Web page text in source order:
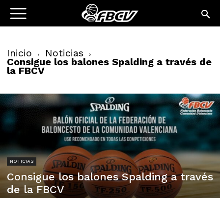
Inicio Noticias
Consigue los balones Spalding a través de
la FBCV
NOTICIAS
Consigue los balones Spalding a través
de la FBCV